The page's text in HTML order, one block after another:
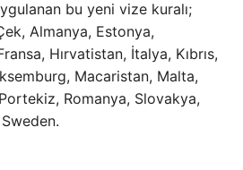
bu yeni vize kuralı;
Almanya, Estonya,
Hırvatistan, İtalya, Kıbrıs,
Macaristan, Malta,
Romanya, Slovakya,